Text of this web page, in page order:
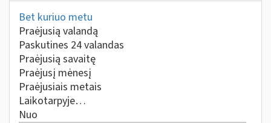
Bet kuriuo metu
Praėjusią valandą
Paskutines 24 valandas
Praėjusią savaitę
Praėjusį mėnesį
Praėjusiais metais
Laikotarpyje…
Nuo